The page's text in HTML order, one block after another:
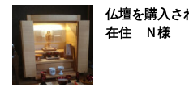
仏壇を購入さ
在住 Ｎ様